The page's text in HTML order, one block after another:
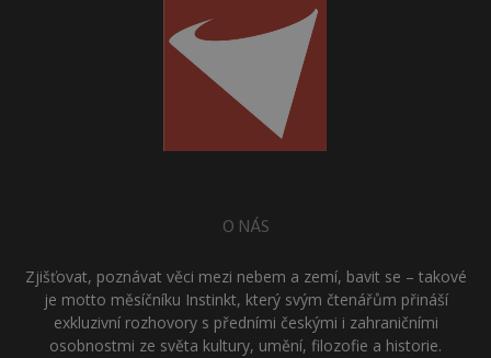
O NÁS
Zjišťovat, poznávat věci mezi nebem a zemí, bavit se – takové
je motto měsíčníku Instinkt, který svým čtenářům přináší
exkluzivní rozhovory s předními českými i zahraničními
osobnostmi ze světa kultury, umění, filozofie a historie.